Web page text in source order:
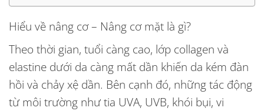
Hiểu về nâng cơ – Nâng cơ mặt là gì?
Theo thời gian, tuổi càng cao, lớp collagen và
elastine dưới da càng mất dần khiến da kém đàn
hồi và chảy xệ dần. Bên cạnh đó, những tác động
từ môi trường như tia UVA, UVB, khói bụi, vi